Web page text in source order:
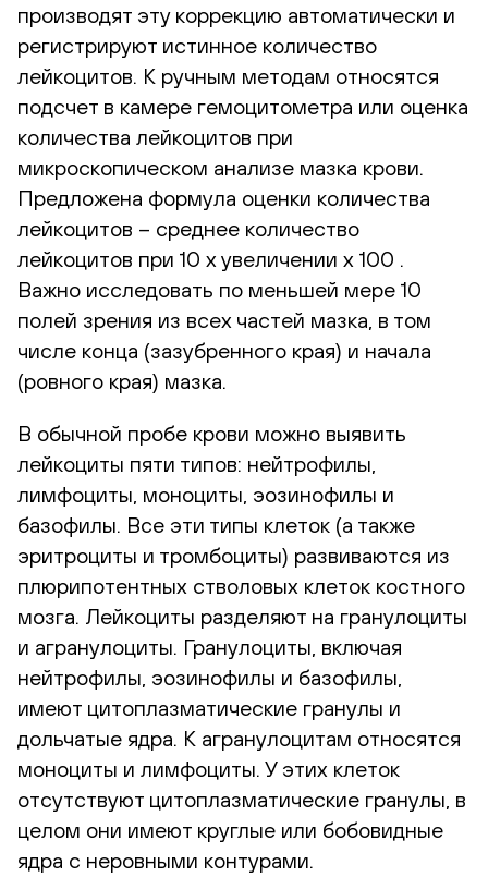
производят эту коррекцию автоматически и
регистрируют истинное количество
лейкоцитов. К ручным методам относятся
подсчет в камере гемоцитометра или оценка
количества лейкоцитов при
микроскопическом анализе мазка крови.
Предложена формула оценки количества
лейкоцитов – среднее количество
лейкоцитов при 10 х увеличении х 100 .
Важно исследовать по меньшей мере 10
полей зрения из всех частей мазка, в том
числе конца (зазубренного края) и начала
(ровного края) мазка.
В обычной пробе крови можно выявить
лейкоциты пяти типов: нейтрофилы,
лимфоциты, моноциты, эозинофилы и
базофилы. Все эти типы клеток (а также
эритроциты и тромбоциты) развиваются из
плюрипотентных стволовых клеток костного
мозга. Лейкоциты разделяют на гранулоциты
и агранулоциты. Гранулоциты, включая
нейтрофилы, эозинофилы и базофилы,
имеют цитоплазматические гранулы и
дольчатые ядра. К агранулоцитам относятся
моноциты и лимфоциты. У этих клеток
отсутствуют цитоплазматические гранулы, в
целом они имеют круглые или бобовидные
ядра с неровными контурами.